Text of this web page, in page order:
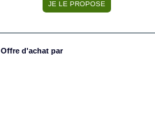
Offre d'achat par